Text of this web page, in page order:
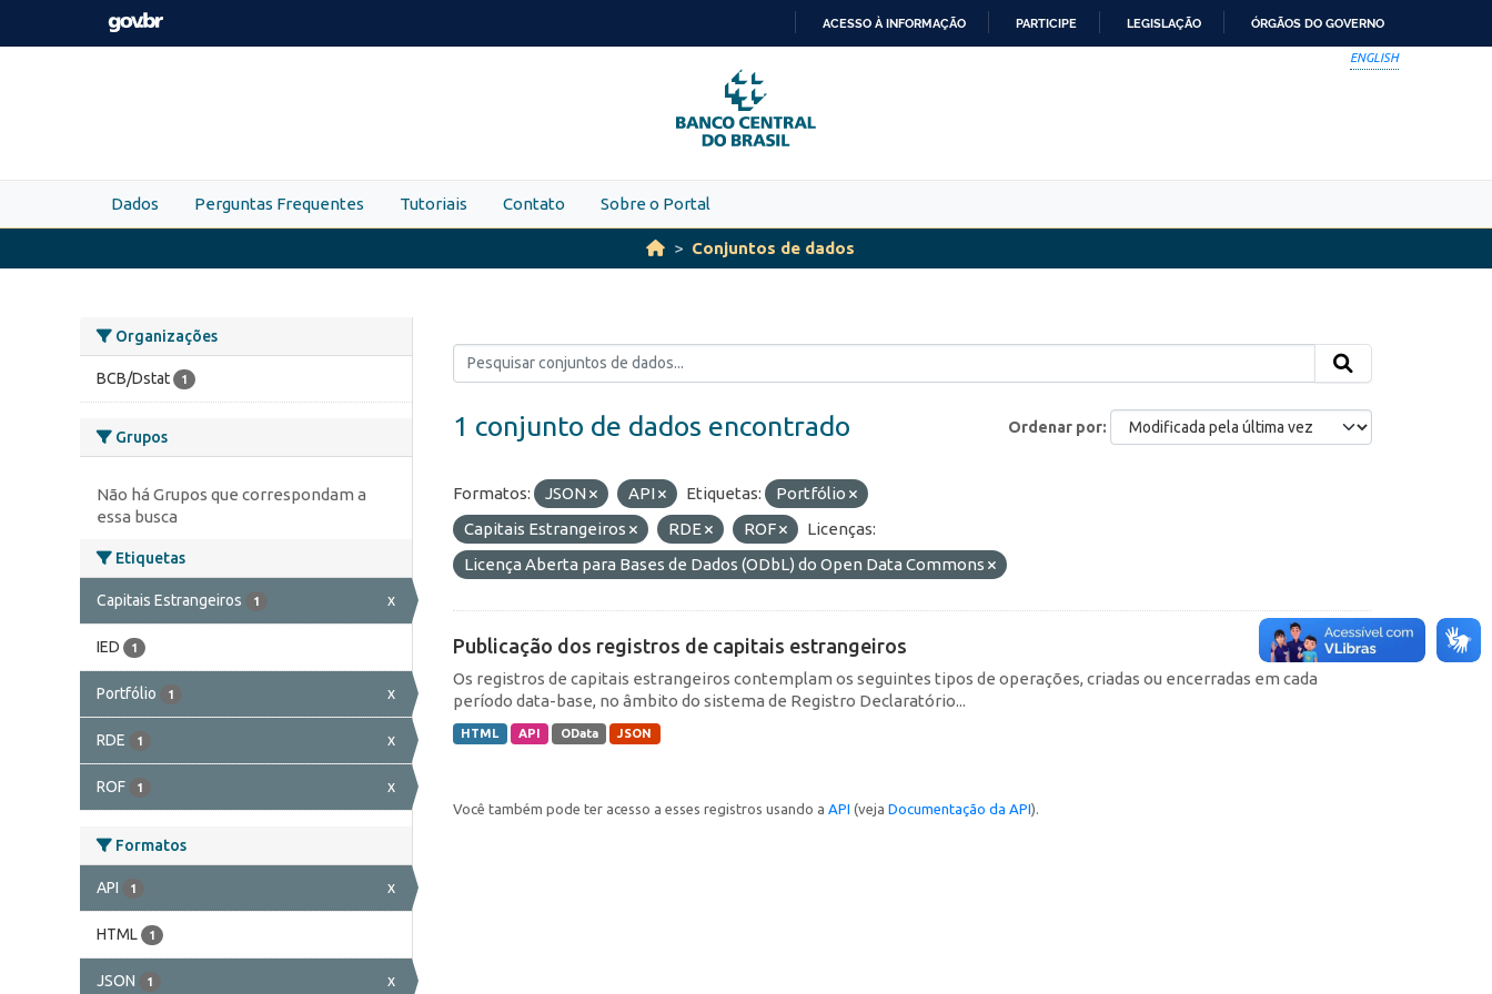
Skip to main content
PARA
O
CONTEÚDO
ACESSO À INFORMAÇÃO PARTICIPE LEGISLAÇÃO ÓRGÃOS DO GOVERNO
ENGLISH
Dados Perguntas Frequentes Tutoriais Contato Sobre o Portal
Conjuntos de dados
Organizações
BCB/Dstat 1
Grupos
Não há Grupos que correspondam a
essa busca
Etiquetas
Capitais Estrangeiros 1 x
IED 1
Portfólio 1 x
RDE 1 x
ROF 1 x
Formatos
API 1 x
HTML 1
JSON 1 x
Ordenar por
1 conjunto de dados encontrado
Formatos: JSON API Etiquetas:
Portfólio
Capitais Estrangeiros
RDE ROF
Licenças:
Licença Aberta para Bases de Dados (ODbL) do Open Data Commons
Publicação dos registros de capitais estrangeiros
Os registros de capitais estrangeiros contemplam os seguintes tipos de operações, criadas ou encerradas em cada
período data-base, no âmbito do sistema de Registro Declaratório...
HTML API OData JSON
Você também pode ter acesso a esses registros usando a API (veja Documentação da API).